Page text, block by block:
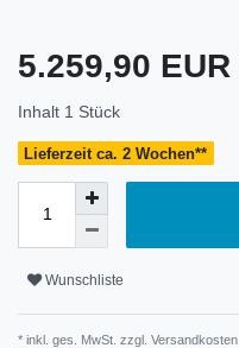
5.259,90 EUR
Inhalt 1 Stück
Lieferzeit ca. 2 Wochen**
Wunschliste
* inkl. ges. MwSt. zzgl. Versandkosten